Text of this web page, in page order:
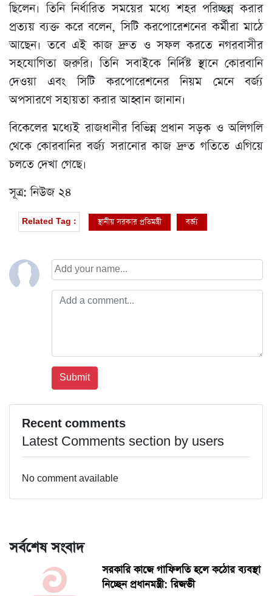
ছিলেন। তিনি নির্ধারিত সময়ের মধ্যে শহর পরিচ্ছন্ন করার
প্রত্যয় ব্যক্ত করে বলেন, সিটি করপোরেশনের কর্মীরা মাঠে
আছেন। তবে এই কাজ দ্রুত ও সফল করতে নগরবাসীর
সহযোগিতা জরুরি। তিনি সবাইকে নির্দিষ্ট স্থানে কোরবানি
দেওয়া এবং সিটি করপোরেশনের নিয়ম মেনে বর্জ্য
অপসারণে সহায়তা করার আহ্বান জানান।
বিকেলের মধ্যেই রাজধানীর বিভিন্ন প্রধান সড়ক ও অলিগলি
থেকে কোরবানির বর্জ্য সরানোর কাজ দ্রুত গতিতে এগিয়ে
চলতে দেখা গেছে।
সূত্র: নিউজ ২৪
Related Tag : স্থানীয় সরকার প্রতিমন্ত্রী বর্জ্য
Recent comments
Latest Comments section by users
No comment available
সর্বশেষ সংবাদ
সরকারি কাজে গাফিলতি হলে কঠোর ব্যবস্থা
নিচ্ছেন প্রধানমন্ত্রী: রিজভী